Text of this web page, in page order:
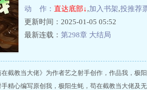
动 作： 直达底部↓,加入书架,投推荐
更新时间：2025-01-05 05:52
最新连载： 第298章 大结局
在截教当大佬》为作者艺之射手创作，作品我，极
精心编写原创我，极阳生蚝，苟在截教当大佬及